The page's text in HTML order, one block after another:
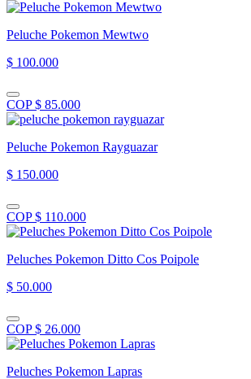
Peluche Pokemon Mewtwo
$ 100.000
COP $ 85.000
Peluche Pokemon Rayguazar
$ 150.000
COP $ 110.000
Peluches Pokemon Ditto Cos Poipole
$ 50.000
COP $ 26.000
Peluches Pokemon Lapras